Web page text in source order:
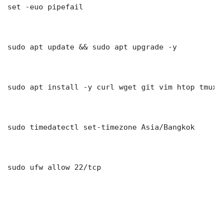
set -euo pipefail
sudo apt update && sudo apt upgrade -y
sudo apt install -y curl wget git vim htop tmux
sudo timedatectl set-timezone Asia/Bangkok
sudo ufw allow 22/tcp